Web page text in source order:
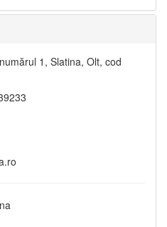
1, Slatina, Olt, cod